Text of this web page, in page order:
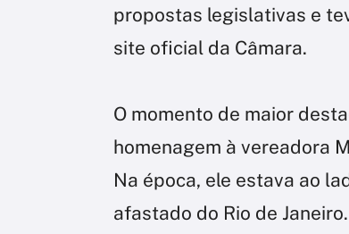
propostas legislativas e
site oficial da Câmara.
O momento de maior
homenagem à vereadora
Na época, ele estava ao
afastado do Rio de Janeiro.